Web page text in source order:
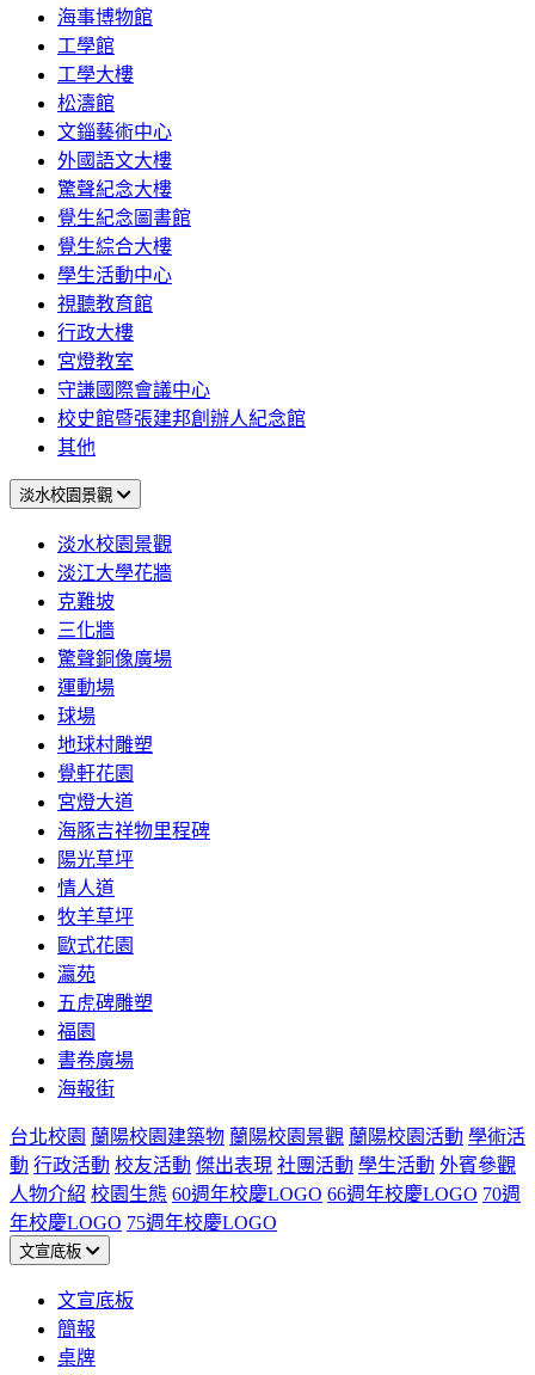
海事博物館
工學館
工學大樓
松濤館
文錙藝術中心
外國語文大樓
驚聲紀念大樓
覺生紀念圖書館
覺生綜合大樓
學生活動中心
視聽教育館
行政大樓
宮燈教室
守謙國際會議中心
校史館暨張建邦創辦人紀念館
其他
淡水校園景觀
淡水校園景觀
淡江大學花牆
克難坡
三化牆
驚聲銅像廣場
運動場
球場
地球村雕塑
覺軒花園
宮燈大道
海豚吉祥物里程碑
陽光草坪
情人道
牧羊草坪
歐式花園
瀛苑
五虎碑雕塑
福園
書卷廣場
海報街
台北校園 蘭陽校園建築物 蘭陽校園景觀 蘭陽校園活動 學術活
動 行政活動 校友活動 傑出表現 社團活動 學生活動 外賓參觀
人物介紹 校園生態 60週年校慶LOGO 66週年校慶LOGO 70週
年校慶LOGO 75週年校慶LOGO
文宣底板
文宣底板
簡報
桌牌